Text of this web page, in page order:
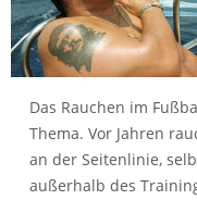
Das Rauchen im
Thema. Vor Jahren
an der Seitenlinie,
außerhalb des